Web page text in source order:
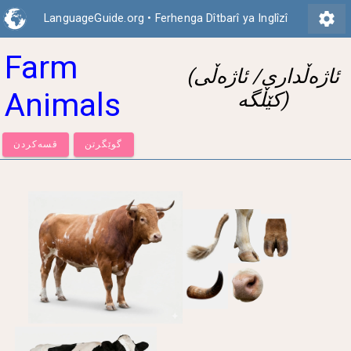
LanguageGuide.org • Ferhenga Dîtbarî ya Inglîzî settings
Farm
Animals
(ئاژەڵداری/ ئاژەڵی
کێڵگە)